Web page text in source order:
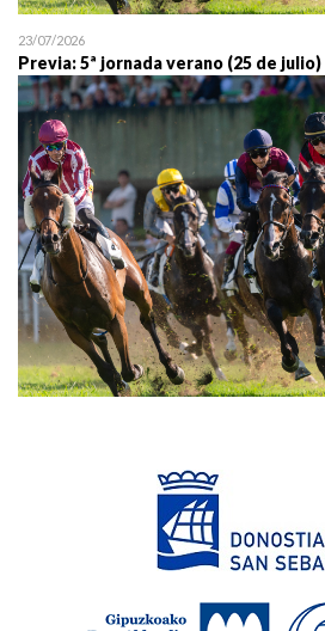
23/07/2026
Previa: 5ª jornada verano (25 de julio)